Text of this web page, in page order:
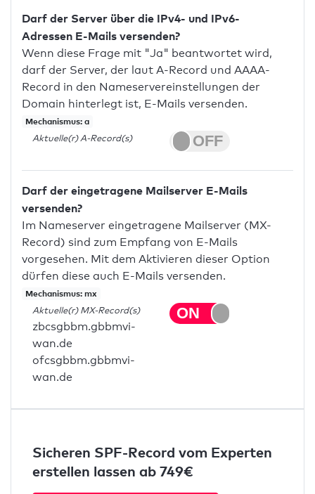
Darf der Server über die IPv4- und IPv6-
Adressen E-Mails versenden?
Wenn diese Frage mit "Ja" beantwortet wird,
darf der Server, der laut A-Record und AAAA-
Record in den Nameservereinstellungen der
Domain hinterlegt ist, E-Mails versenden.
Mechanismus: a
Aktuelle(r) A-Record(s)
Darf der eingetragene Mailserver E-Mails
versenden?
Im Nameserver eingetragene Mailserver (MX-
Record) sind zum Empfang von E-Mails
vorgesehen. Mit dem Aktivieren dieser Option
dürfen diese auch E-Mails versenden.
Mechanismus: mx
Aktuelle(r) MX-Record(s)
zbcsgbbm.gbbmvi-
wan.de
ofcsgbbm.gbbmvi-
wan.de
Sicheren SPF-Record vom Experten
erstellen lassen ab 749€